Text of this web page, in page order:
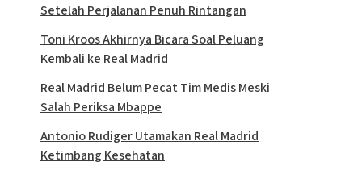
Setelah Perjalanan Penuh Rintangan
Toni Kroos Akhirnya Bicara Soal Peluang
Kembali ke Real Madrid
Real Madrid Belum Pecat Tim Medis Meski
Salah Periksa Mbappe
Antonio Rudiger Utamakan Real Madrid
Ketimbang Kesehatan